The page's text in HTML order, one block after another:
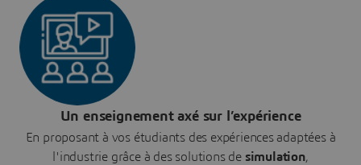
Un enseignement axé sur l’expérience
En proposant à vos étudiants des expériences adaptées à
l'industrie grâce à des solutions de simulation,